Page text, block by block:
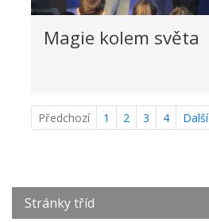
Magie kolem světa
Předchozí 1 2 3 4 Další
Stránky tříd